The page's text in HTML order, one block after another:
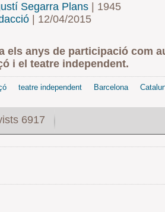
Segarra Plans| 1945
| 12/04/2015
els anys de participació com
i el teatre independent.
teatre independent Barcelona
6917